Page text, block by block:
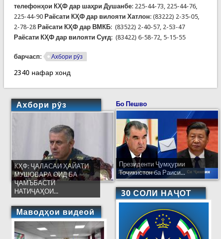
телефонҳои КҲФ дар шаҳри Душанбе: 225-44-73, 225-44-76,
225-44-90 Раёсати КҲФ дар вилояти Хатлон: (83222) 2-35-05,
2-78-28 Раёсати КҲФ дар ВМКБ: (83522) 2-40-57, 2-53-47
Раёсати КҲФ дар вилояти Суғд: (83422) 6-58-72, 5-15-55
барчасп: Ахбори рӯз
2340 нафар хонд
Ахбори рӯз
КҲФ: ҶАЛАСАИ ҲАЙАТИ
МУШОВАРА ОИД БА
ҶАМЪБАСТИ
НАТИҶАҲОИ...
Маводҳои видеоӣ
Бо Пешво
Президенти Ҷумҳурии
Тоҷикистон ба Раиси...
30 СОЛИ НАҶОТ